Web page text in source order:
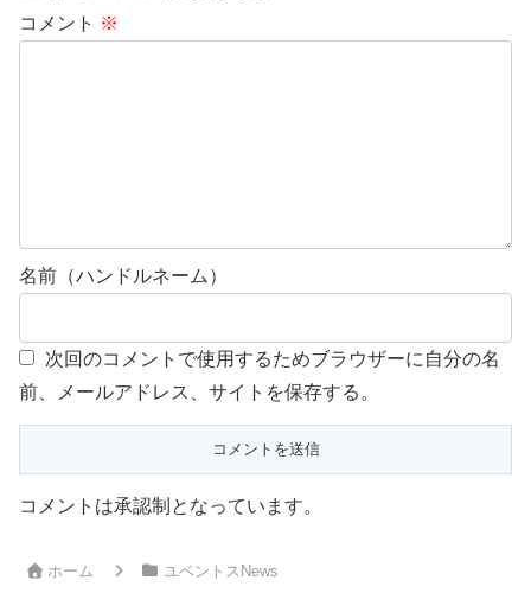
コメント ※
名前（ハンドルネーム）
次回のコメントで使用するためブラウザーに自分の名
前、メールアドレス、サイトを保存する。
コメントは承認制となっています。
ホーム ユベントスNews